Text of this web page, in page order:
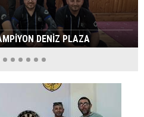
DENİZ PLAZA